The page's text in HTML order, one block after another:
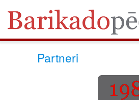
Partneri